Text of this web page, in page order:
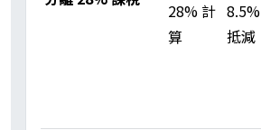
28% 計
算
8.5%
抵減